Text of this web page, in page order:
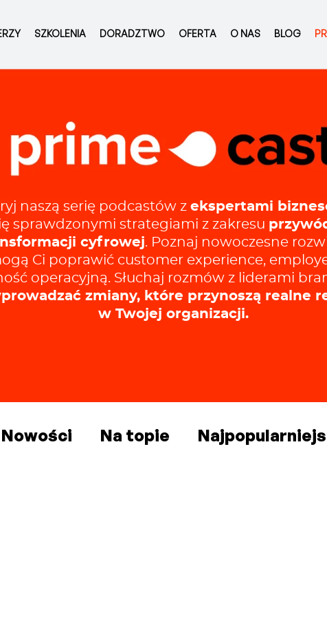
SZKOLENIA DORADZTWO OFERTA O NAS BLOG
naszą serię podcastów z ekspertami
sprawdzonymi strategiami z zakresu
cyfrowej. Poznaj nowoczesne
Ci poprawić customer experience,
operacyjną. Słuchaj rozmów z liderami
zmiany, które przynoszą realne
w Twojej organizacji.
Nowości Na topie